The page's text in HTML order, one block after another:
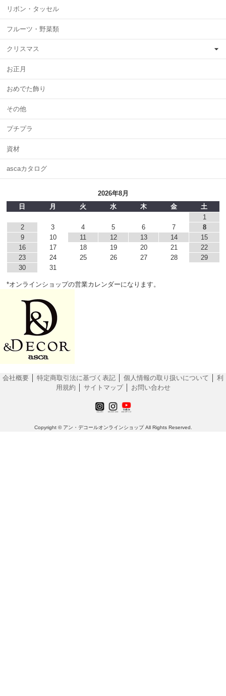
リボン・タッセル
フルーツ・野菜類
クリスマス
お正月
おめでた飾り
その他
プチプラ
資材
ascaカタログ
2026年8月
日
月 火 水 木 金
土
1
2
3 4 5 6 7
8
9
10 11 12 13 14
15
16
17 18 19 20 21
22
23
24 25 26 27 28
29
30
31
*オンラインショップの営業カレンダーになります。
会社概要 特定商取引法に基づく表記 個人情報の取り扱いについて
利
用規約
サイトマップ│ お問い合わせ
Copyright © アン・デコールオンラインショップ All Rights Reserved.